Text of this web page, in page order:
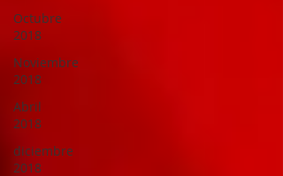
Octubre
2018
Noviembre
2018
Abril
2018
diciembre
2018